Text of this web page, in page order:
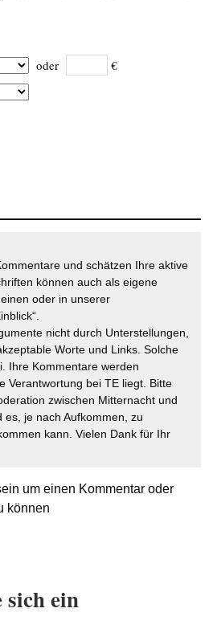
oder €
und schätzen Ihre aktive
können auch als eigene
oder in unserer
nicht durch Unterstellungen,
Worte und Links. Solche
Ihre Kommentare werden
Verantwortung bei TE liegt. Bitte
zwischen Mitternacht und
je nach Aufkommen, zu
kann. Vielen Dank für Ihr
um einen Kommentar oder
können
sich ein